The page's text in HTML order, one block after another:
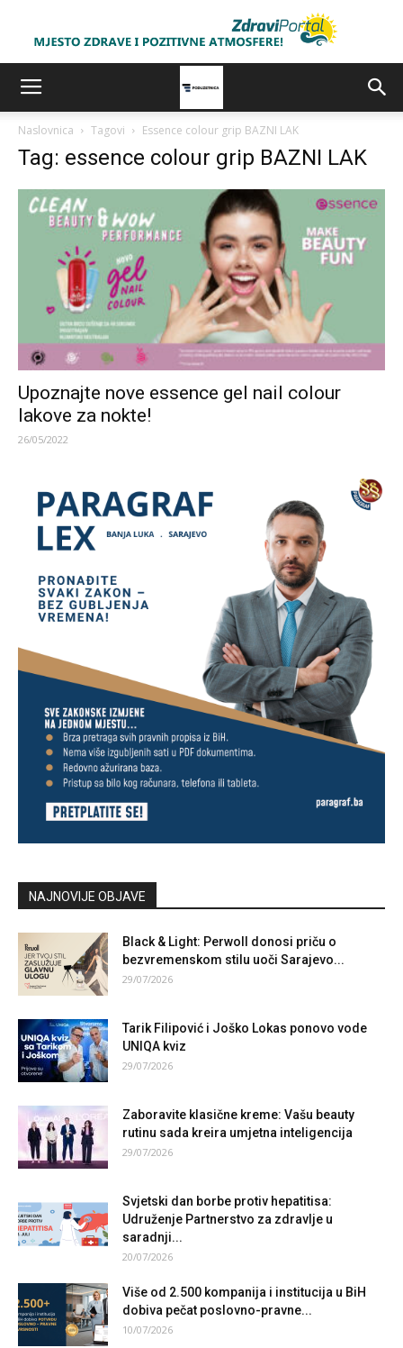
Naslovnica Tagovi Essence colour grip BAZNI LAK
Tag: essence colour grip BAZNI LAK
Upoznajte nove essence gel nail colour
lakove za nokte!
26/05/2022
NAJNOVIJE OBJAVE
Black & Light: Perwoll donosi priču o
bezvremenskom stilu uoči Sarajevo...
29/07/2026
Tarik Filipović i Joško Lokas ponovo vode
UNIQA kviz
29/07/2026
Zaboravite klasične kreme: Vašu beauty
rutinu sada kreira umjetna inteligencija
29/07/2026
Svjetski dan borbe protiv hepatitisa:
Udruženje Partnerstvo za zdravlje u
saradnji...
20/07/2026
Više od 2.500 kompanija i institucija u BiH
dobiva pečat poslovno-pravne...
10/07/2026